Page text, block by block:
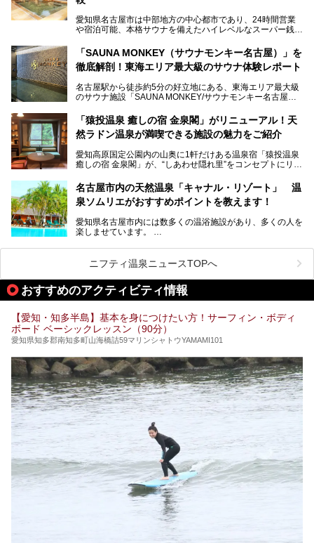
老朽化した設備の補修を機に、2年前からじっくり構想を練
ってきたというだけあって、館内の充実度は想像以上。
以前の4倍に拡張したという露天エリアや10の浴槽、40人収
容の巨大なスタジアムサウナに、岩盤浴やリラクゼーション
までまるごと楽しめる施設に生まれ変わりました。
今回は、全面リニューアルして新しくなった「スパアクアス
愛知県名古屋市は中部地方の中心都市であり、24時間営業
や宿泊可能、本格サウナを備えたハイレベルなスーパー銭湯
そのため、「日々の仕事の疲れを心身ともにリセットした
い」「休日に時間を忘れて1日中ダラダラ過ごしたい」「コ
くある点が魅力です！
お好みの温泉施設を見つけて楽しんでくださいね。
「SAUNA MONKEY（サウナモンキー名古屋）」を
徹底解剖！東海エリア最大級のサウナ体験レポート
名古屋駅から徒歩約5分の好立地にある、東海エリア最大級
のサウナ施設「SAUNA MONKEY/サウナモンキー名古屋」
「名古屋駅周辺ってサウナが少ないよね」という声をよく耳
にするだけあり、アクセスの良さにも胸が高鳴ります。
今回は普段は男性専用となっているパブリックサウナが、女
さっそく取材してきました！
「猿投温泉 癒しの宿 金泉閣」がリニューアル！天
然ラドン温泉が満喫できる施設の魅力をご紹介
愛知高原国定公園内の山奥に1軒だけある温泉宿「猿投温泉
癒しの宿 金泉閣」が、“しあわせ隠れ里”をコンセプトにリニ
天然ラドン温泉が堪能できるお風呂や、新設・改装された客
室、地元の食材と温泉水で作られたお料理……。
ご紹介します。
名古屋市内の天然温泉「キャナル・リゾート」 温
泉ソムリエがおすすめポイントを教えます！
愛知県名古屋市内には数多くの温浴施設があり、多くの人を
楽しませています。
ムリエの目線で紹介していきます！
名古屋市内にはスーパー銭湯や日帰り温泉が多く、「どこに
行こうかな？」と悩んでしまう方も多いと思います。
ぜひこの記事を参考にして「キャナル・リゾート」に出かけ
てみるのはいかがでしょうか？
ニフティ温泉ニュースTOPへ
おすすめのアクティビティ情報
【愛知・知多半島】基本を身につけたい方！サーフィン・ボディ
ボード ベーシックレッスン（90分）
愛知県知多郡南知多町山海橋詰59マリンシャトウYAMAMI101